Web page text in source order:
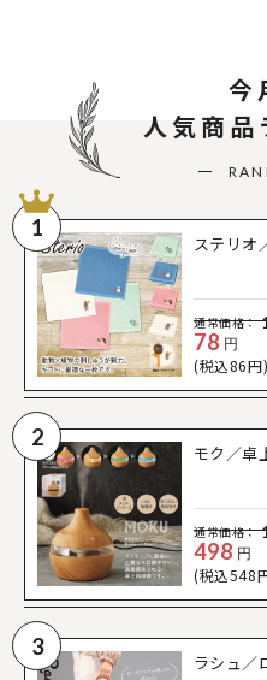
今
人気商品
1
ステリオ
通常価格：
78 円
(税込86円)
2
モク／卓
通常価格：
498 円
(税込548
3
ラシュ／